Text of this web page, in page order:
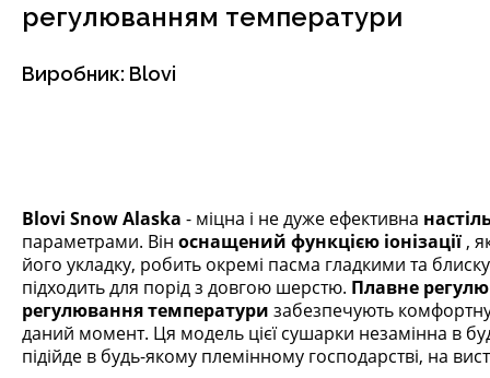
регулюванням температури
Виробник: Blovi
Blovi Snow Alaska - міцна і не дуже ефективна
параметрами. Він оснащений функцією іонізації ,
його укладку, робить окремі пасма гладкими та
підходить для порід з довгою шерстю. Плавне
регулювання температури забезпечують
даний момент. Ця модель цієї сушарки незамінна в
підійде в будь-якому племінному господарстві, на